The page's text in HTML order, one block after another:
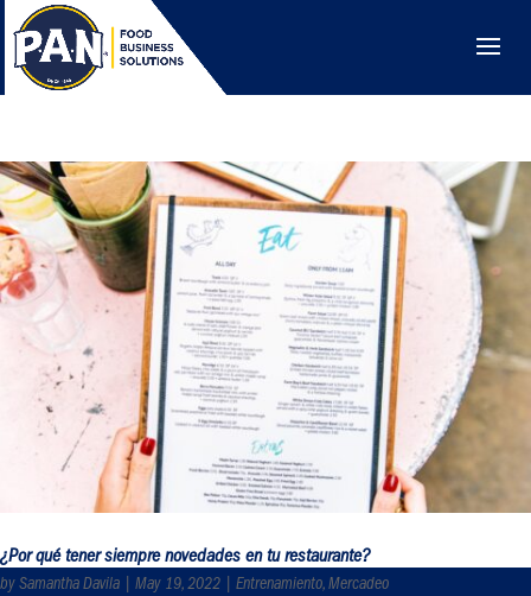
¿Por qué tener siempre novedades en tu restaurante?
by Samantha Davila May 19, 2022 Entrenamiento, Mercadeo